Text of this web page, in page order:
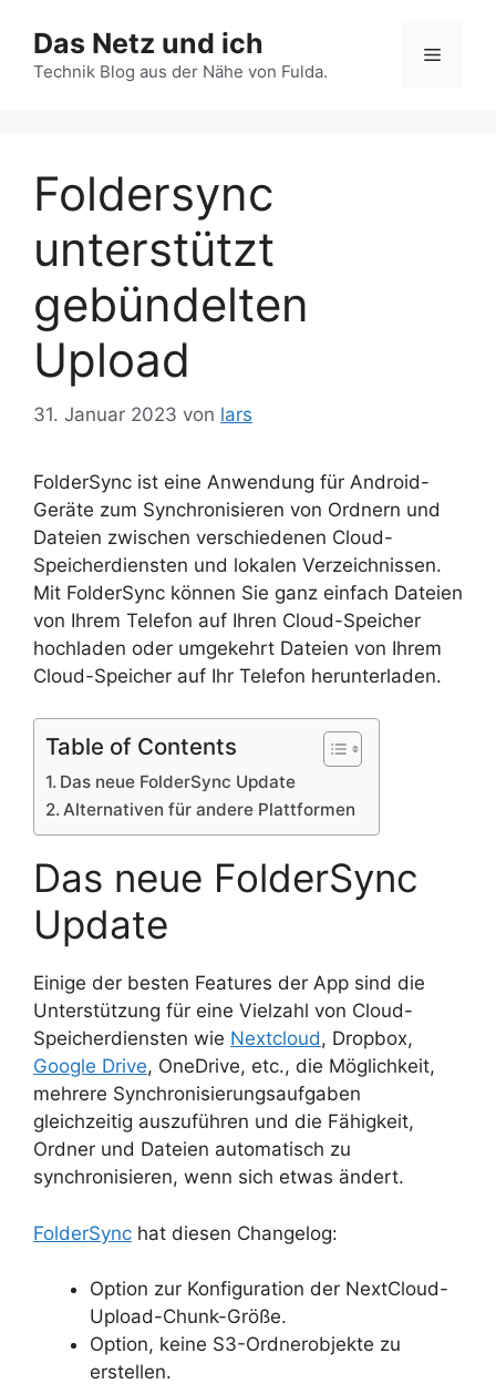
Inhalt
springen
Das Netz und ich
Technik Blog aus der Nähe von Fulda.
Menü
Foldersync
unterstützt
gebündelten
Upload
31. Januar 2023 von lars
FolderSync ist eine Anwendung für Android-
Geräte zum Synchronisieren von Ordnern und
Dateien zwischen verschiedenen Cloud-
Speicherdiensten und lokalen Verzeichnissen.
Mit FolderSync können Sie ganz einfach Dateien
von Ihrem Telefon auf Ihren Cloud-Speicher
hochladen oder umgekehrt Dateien von Ihrem
Cloud-Speicher auf Ihr Telefon herunterladen.
Table of Contents
Das neue FolderSync Update
Alternativen für andere Plattformen
Das neue FolderSync
Update
Einige der besten Features der App sind die
Unterstützung für eine Vielzahl von Cloud-
Speicherdiensten wie Nextcloud, Dropbox,
Google Drive, OneDrive, etc., die Möglichkeit,
mehrere Synchronisierungsaufgaben
gleichzeitig auszuführen und die Fähigkeit,
Ordner und Dateien automatisch zu
synchronisieren, wenn sich etwas ändert.
FolderSync hat diesen Changelog:
Option zur Konfiguration der NextCloud-
Upload-Chunk-Größe.
Option, keine S3-Ordnerobjekte zu
erstellen.